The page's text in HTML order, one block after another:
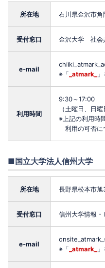
所在地 石川県金沢市角
受付窓口 金沢大学 社会
e-mail
※「 _atmark_
利用時間
9:30～17:00
（土曜日、日
※上記の利用時
利用の可否に
■国立大学法人信州大学
所在地 長野県松本市旭
受付窓口 信州大学情報
e-mail
※「 _atmark_